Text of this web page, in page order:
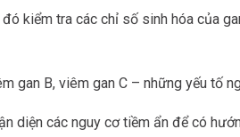
kiểm tra các chỉ số sinh hóa của
gan B, viêm gan C – những yếu tố
diện các nguy cơ tiềm ẩn để có